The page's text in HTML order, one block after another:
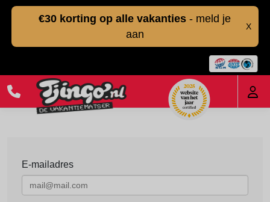
€30 korting op alle vakanties - meld je
aan
X
E-mailadres